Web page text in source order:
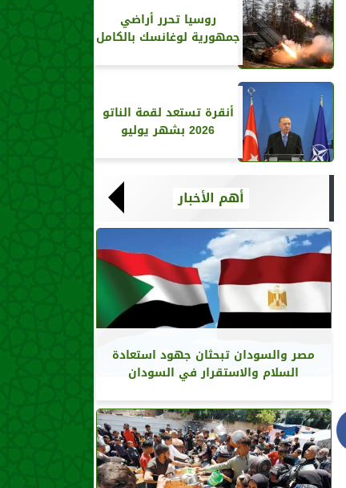
روسيا تحرر أراضي
جمهورية لوغانسك بالكامل
أنقرة تستعد لقمة الناتو
2026 بشهر يوليو
أهم الأخبار
مصر والسودان تبحثان جهود استعادة
السلام والاستقرار في السودان